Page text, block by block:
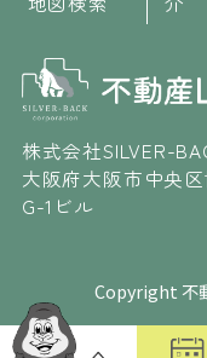
株式会社SILVER-
大阪府大阪市中央区
G-1ビル
Copyright 不